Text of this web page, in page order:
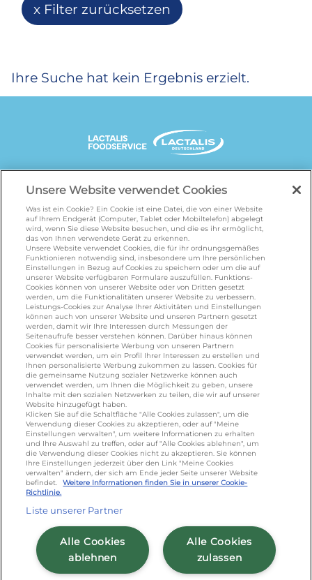
Filter zurücksetzen
Ihre Suche hat kein Ergebnis erzielt.
UNSERE MARKENSEITEN
galbani.de/leerdammer.de/president.de
salakis.de/frankenland.com/
omiramilch.de/minusl.de
KONTAKT
foodservice.info@de.lactalis.com
Lactalis Deutschland GmbH - Tel: +49 (0)751
887 366 /lactalis.de
Omira Bodenseemilch GmbH - Tel: +49
(0)751 887 366 /omira.de
Cookie Richtlinie Sitemap/Datenschutz
Impressum
AGB
Unsere Website verwendet Cookies
Was ist ein Cookie? Ein Cookie ist eine Datei, die von einer Website
auf Ihrem Endgerät (Computer, Tablet oder Mobiltelefon) abgelegt
wird, wenn Sie diese Website besuchen, und die es ihr ermöglicht,
das von Ihnen verwendete Gerät zu erkennen.
Unsere Website verwendet Cookies, die für ihr ordnungsgemäßes
Funktionieren notwendig sind, insbesondere um Ihre persönlichen
Einstellungen in Bezug auf Cookies zu speichern oder um die auf
unserer Website verfügbaren Formulare auszufüllen. Funktions-
Cookies können von unserer Website oder von Dritten gesetzt
werden, um die Funktionalitäten unserer Website zu verbessern.
Leistungs-Cookies zur Analyse Ihrer Aktivitäten und Einstellungen
können auch von unserer Website und unseren Partnern gesetzt
werden, damit wir Ihre Interessen durch Messungen der
Seitenaufrufe besser verstehen können. Darüber hinaus können
Cookies für personalisierte Werbung von unseren Partnern
verwendet werden, um ein Profil Ihrer Interessen zu erstellen und
Ihnen personalisierte Werbung zukommen zu lassen. Cookies für
die gemeinsame Nutzung sozialer Netzwerke können auch
verwendet werden, um Ihnen die Möglichkeit zu geben, unsere
Inhalte mit den sozialen Netzwerken zu teilen, die wir auf unserer
Website hinzugefügt haben.
Klicken Sie auf die Schaltfläche "Alle Cookies zulassen", um die
Verwendung dieser Cookies zu akzeptieren, oder auf "Meine
Einstellungen verwalten", um weitere Informationen zu erhalten
und Ihre Auswahl zu treffen, oder auf "Alle Cookies ablehnen", um
die Verwendung dieser Cookies nicht zu akzeptieren. Sie können
Ihre Einstellungen jederzeit über den Link "Meine Cookies
verwalten" ändern, der sich am Ende jeder Seite unserer Website
befindet.
Weitere Informationen finden Sie in unserer Cookie-
Richtlinie.
Liste unserer Partner
Alle Cookies
zulassen
Alle Cookies
ablehnen